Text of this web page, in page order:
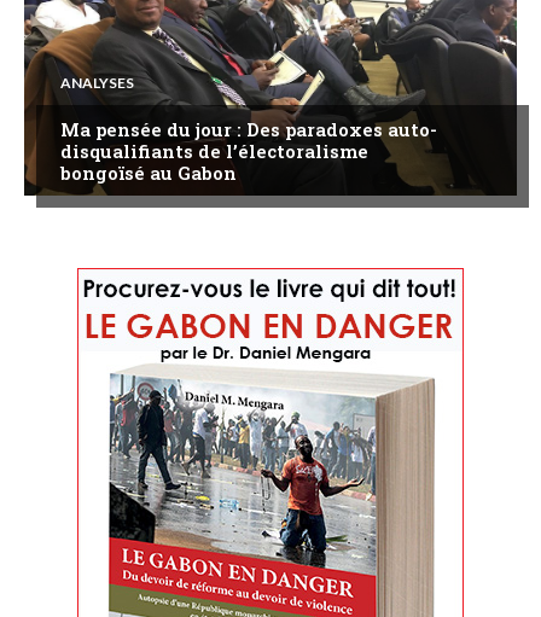
ANALYSES
Ma pensée du jour : Des paradoxes auto-
disqualifiants de l’électoralisme
bongoïsé au Gabon